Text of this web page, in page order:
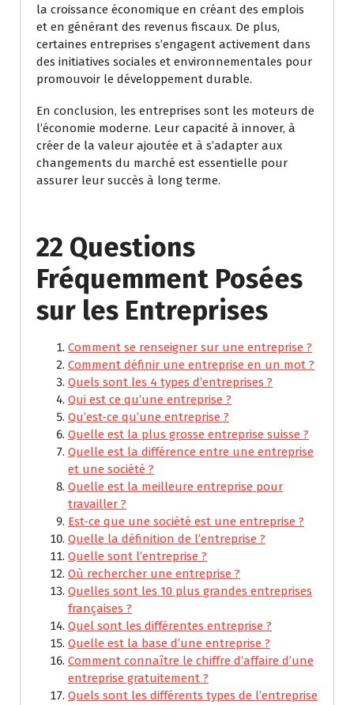
la croissance économique en créant des emplois
et en générant des revenus fiscaux. De plus,
certaines entreprises s’engagent activement dans
des initiatives sociales et environnementales pour
promouvoir le développement durable.
En conclusion, les entreprises sont les moteurs de
l’économie moderne. Leur capacité à innover, à
créer de la valeur ajoutée et à s’adapter aux
changements du marché est essentielle pour
assurer leur succès à long terme.
22 Questions
Fréquemment Posées
sur les Entreprises
Comment se renseigner sur une entreprise ?
Comment définir une entreprise en un mot ?
Quels sont les 4 types d’entreprises ?
Qui est ce qu’une entreprise ?
Qu’est-ce qu’une entreprise ?
Quelle est la plus grosse entreprise suisse ?
Quelle est la différence entre une entreprise
et une société ?
Quelle est la meilleure entreprise pour
travailler ?
Est-ce que une société est une entreprise ?
Quelle la définition de l’entreprise ?
Quelle sont l’entreprise ?
Où rechercher une entreprise ?
Quelles sont les 10 plus grandes entreprises
françaises ?
Quel sont les différentes entreprise ?
Quelle est la base d’une entreprise ?
Comment connaître le chiffre d’affaire d’une
entreprise gratuitement ?
Quels sont les différents types de l’entreprise